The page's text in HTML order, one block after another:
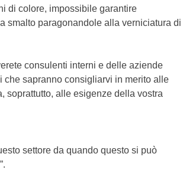
di colore, impossibile garantire
smalto paragonandole alla verniciatura di
consulenti interni e delle aziende
che sapranno consigliarvi in merito alle
soprattutto, alle esigenze della vostra
settore da quando questo si può